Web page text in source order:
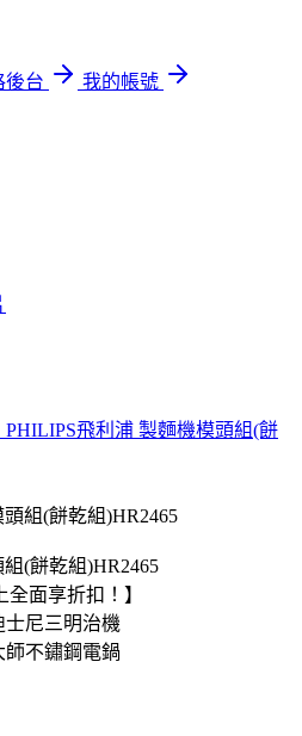
後台
我的帳號
飛利浦 製麵機模頭組(餅
(餅乾組)HR2465
全面享折扣！】
士尼三明治機
不鏽鋼電鍋